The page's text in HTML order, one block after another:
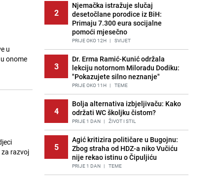
u
onome
razvoj
2
Njemačka istražuje slučaj
desetočlane porodice iz BiH:
Primaju 7.300 eura socijalne
pomoći mjesečno
PRIJE OKO 12H | SVIJET
3
Dr. Erma Ramić-Kunić održala
lekciju notornom Miloradu Dodiku:
"Pokazujete silno neznanje"
PRIJE OKO 11H | TEME
4
Bolja alternativa izbjeljivaču: Kako
održati WC školjku čistom?
PRIJE 1 DAN | ŽIVOT I STIL
5
Agić kritizira političare u Bugojnu:
Zbog straha od HDZ-a niko Vučiću
nije rekao istinu o Čipuljiću
PRIJE 1 DAN | TEME